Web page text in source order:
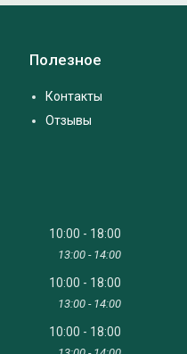
Полезное
Контакты
Отзывы
10:00 18:00
13:00 14:00
10:00 18:00
13:00 14:00
10:00 18:00